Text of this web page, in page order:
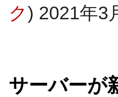
ク) 2021年3
サーバーが